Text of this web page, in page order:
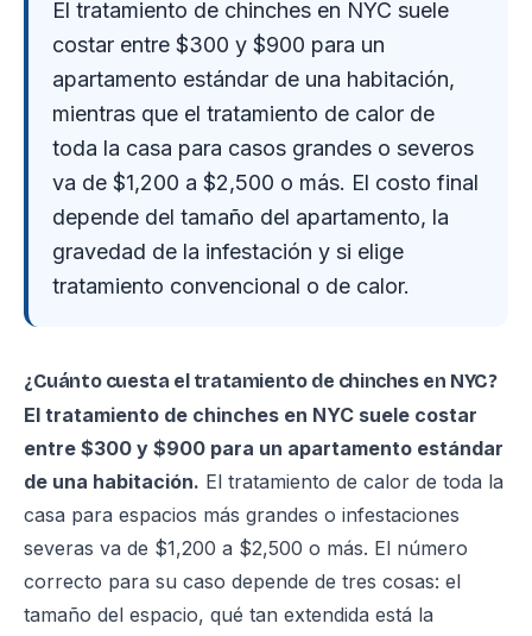
El tratamiento de chinches en NYC suele
costar entre $300 y $900 para un
apartamento estándar de una habitación,
mientras que el tratamiento de calor de
toda la casa para casos grandes o severos
va de $1,200 a $2,500 o más. El costo final
depende del tamaño del apartamento, la
gravedad de la infestación y si elige
tratamiento convencional o de calor.
¿Cuánto cuesta el tratamiento de chinches en NYC?
El tratamiento de chinches en NYC suele costar
entre $300 y $900 para un apartamento estándar
de una habitación. El tratamiento de calor de toda la
casa para espacios más grandes o infestaciones
severas va de $1,200 a $2,500 o más. El número
correcto para su caso depende de tres cosas: el
tamaño del espacio, qué tan extendida está la